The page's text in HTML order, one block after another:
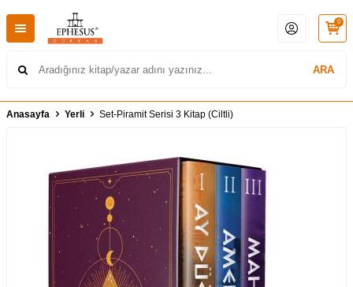
ARA
0
Anasayfa Yerli Set-Piramit Serisi 3 Kitap (Ciltli)